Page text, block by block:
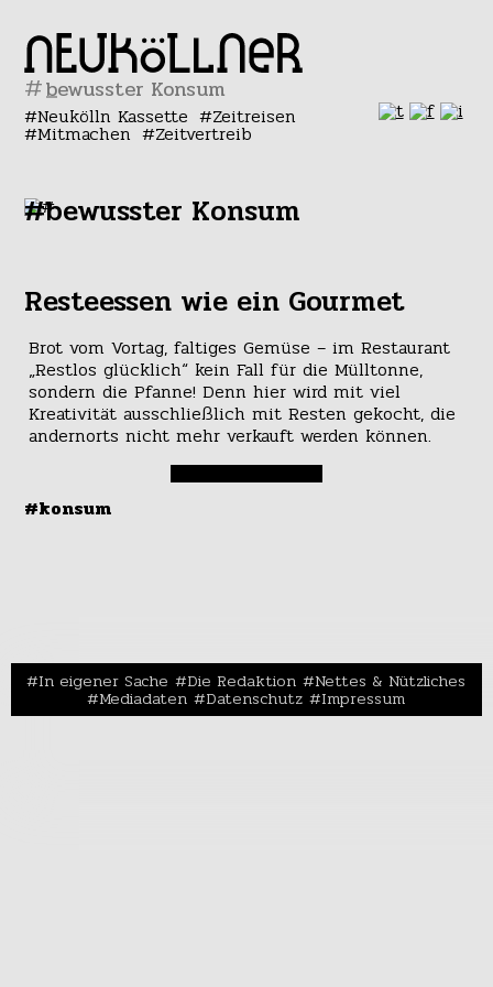
#
Neukölln Kassette Zeitreisen
Mitmachen Zeitvertreib
#bewusster Konsum
Resteessen wie ein Gourmet
Brot vom Vortag, faltiges Gemüse – im Restaurant
„Restlos glücklich“ kein Fall für die Mülltonne,
sondern die Pfanne! Denn hier wird mit viel
Kreativität ausschließlich mit Resten gekocht, die
andernorts nicht mehr verkauft werden können.
#konsum
In eigener Sache Die Redaktion Nettes & Nützliches
Mediadaten Datenschutz Impressum